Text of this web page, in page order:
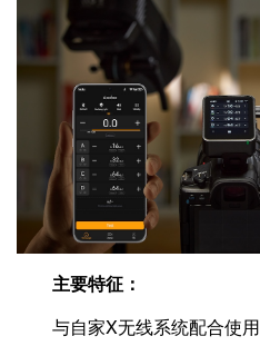
主要特征：
与自家X无线系统配合使用